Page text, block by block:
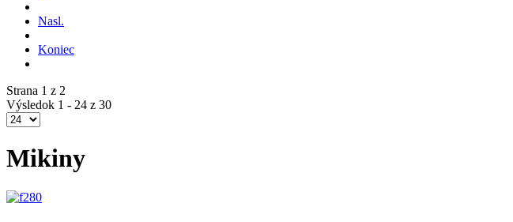
Nasl.
Koniec
Strana 1 z 2
Výsledok 1 - 24 z 30
Mikiny